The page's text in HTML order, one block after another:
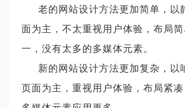
老的网站设计方法更加简单，以
面为主，不太重视用户体验，布局
一，没有太多的多媒体元素。
新的网站设计方法更加复杂，以
页面为主，重视用户体验，布局紧凑